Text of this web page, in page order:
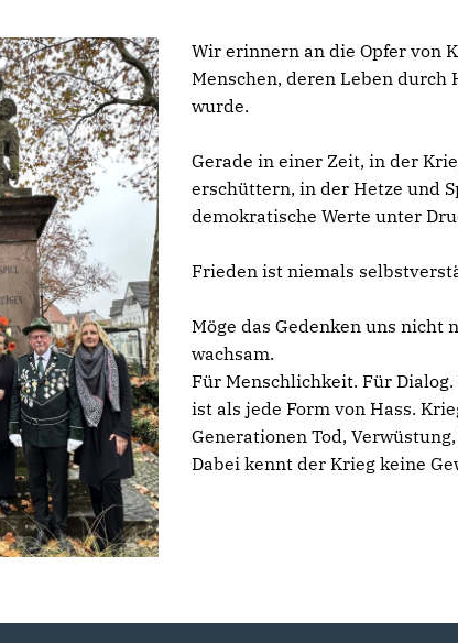
Wir erinnern an die Opfer von
Menschen, deren Leben durch
wurde.
Gerade in einer Zeit, in der
erschüttern, in der Hetze und
demokratische Werte unter
Frieden ist niemals
Möge das Gedenken uns nicht
wachsam.
Für Menschlichkeit. Für
ist als jede Form von Hass.
Generationen Tod,
Dabei kennt der Krieg keine